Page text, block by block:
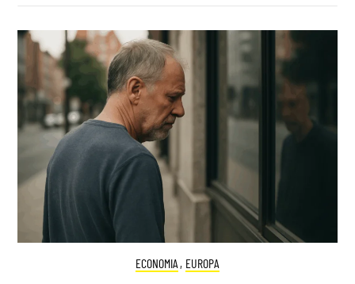
ECONOMIA , EUROPA